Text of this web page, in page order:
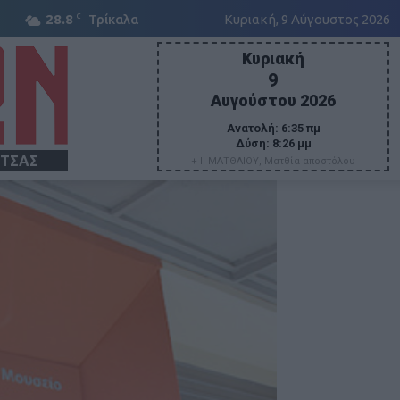
28.8 C Τρίκαλα Κυριακή, 9 Αύγουστος 2026
Κυριακή
9
Αυγούστου 2026
Ανατολή: 6:35 πμ
Δύση: 8:26 μμ
+ Ι' ΜΑΤΘΑΙΟΥ, Ματθία αποστόλου